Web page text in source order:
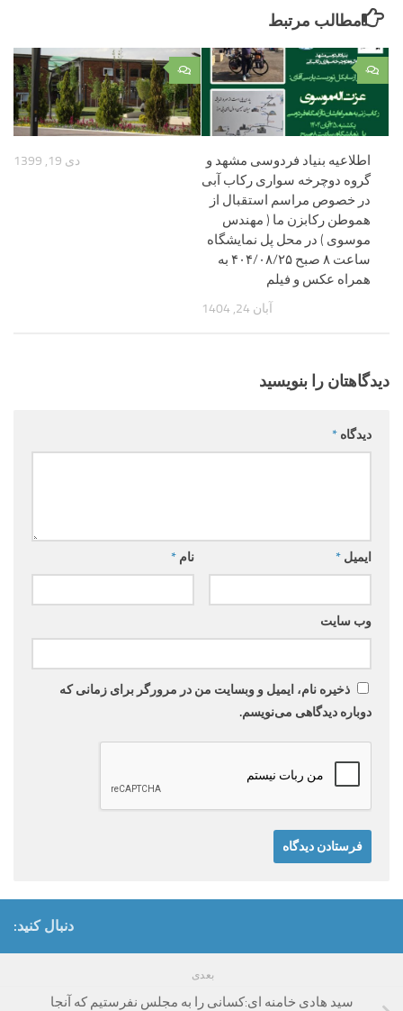
مطالب مرتبط
۰
دی 19, 1399
۰
اطلاعیه بنیاد فردوسی مشهد و
گروه دوچرخه سواری رکاب آبی
در خصوص مراسم استقبال از
هموطن رکابزن ما ( مهندس
موسوی ) در محل پل نمایشگاه
ساعت ۸ صبح ۴۰۴/۰۸/۲۵ به
همراه عکس و فیلم
آبان 24, 1404
دیدگاهتان را بنویسید
دیدگاه *
نام * ایمیل *
وب‌ سایت
ذخیره نام، ایمیل و وبسایت من در مرورگر برای زمانی که
دوباره دیدگاهی می‌نویسم.
دنبال کنید:
بعدی
سید هادی خامنه ای:کسانی را به مجلس نفرستیم که آنجا